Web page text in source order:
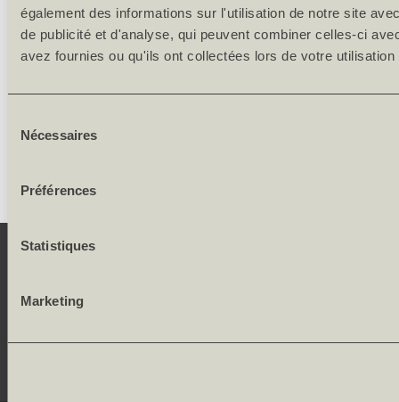
également des informations sur l'utilisation de notre site
de publicité et d'analyse, qui peuvent combiner celles-ci
avez fournies ou qu'ils ont collectées lors de votre
Nécessaires
Préférences
Statistiques
Marketing
Production en série
Surface: mélamine-CPL-stratifié
Largeur des cadres et faux-cadres: 62.5/62.5 mm